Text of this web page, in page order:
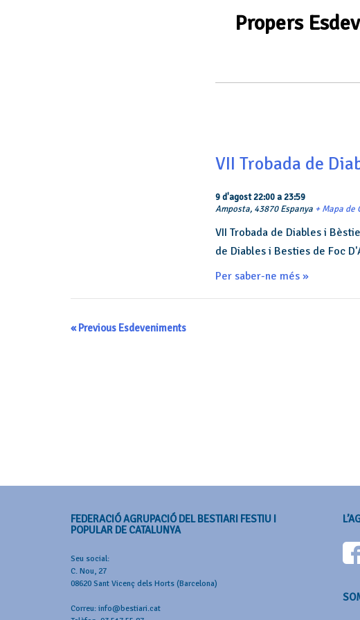
Propers
VII Trobada de
9 d'agost 22:00a23:59
Amposta, 43870Espanya + Mapa de
VII Trobada de Diables i
de Diables i Besties de Foc
Per saber-ne més »
«Previous Esdeveniments
FEDERACIÓ AGRUPACIÓ DEL BESTIARI FESTIU I
POPULAR DE CATALUNYA
Seu social:
C. Nou, 27
08620 Sant Vicenç dels Horts (Barcelona)
Correu: info@bestiari.cat